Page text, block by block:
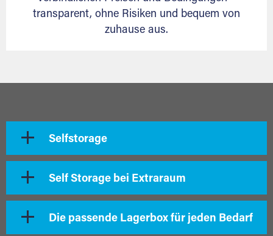
transparent, ohne Risiken und bequem von
zuhause aus.
Selfstorage
Self Storage bei Extraraum
Die passende Lagerbox für jeden Bedarf